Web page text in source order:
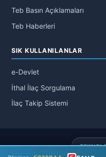
Teb Basın Açıklamaları
Teb Haberleri
SIK KULLANILANLAR
e-Devlet
İthal İlaç Sorgulama
İlaç Takip Sistemi